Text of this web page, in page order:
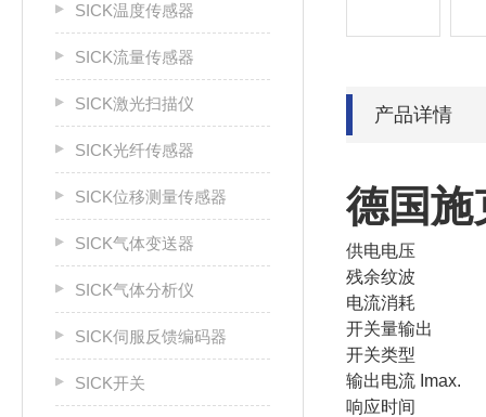
SICK温度传感器
SICK流量传感器
SICK激光扫描仪
SICK光纤传感器
SICK位移测量传感器
SICK气体变送器
SICK气体分析仪
SICK伺服反馈编码器
SICK开关
产品详情
德国施
供电电压
残余纹波
电流消耗
开关量输出
开关类型
输出电流 Imax.
响应时间